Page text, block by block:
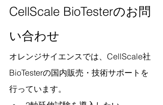
CellScale BioTesterのお問
い合わせ
オレンジサイエンスでは、CellScale社
BioTesterの国内販売・技術サポートを
行っています。